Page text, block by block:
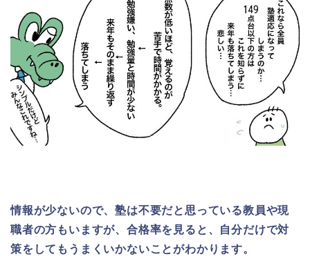
情報が少ないので、塾は不要だと思っている教員や現
職者の方もいますが、 合格率を見ると、自分だけで対
策をしてもうまくいかないことがわかります。